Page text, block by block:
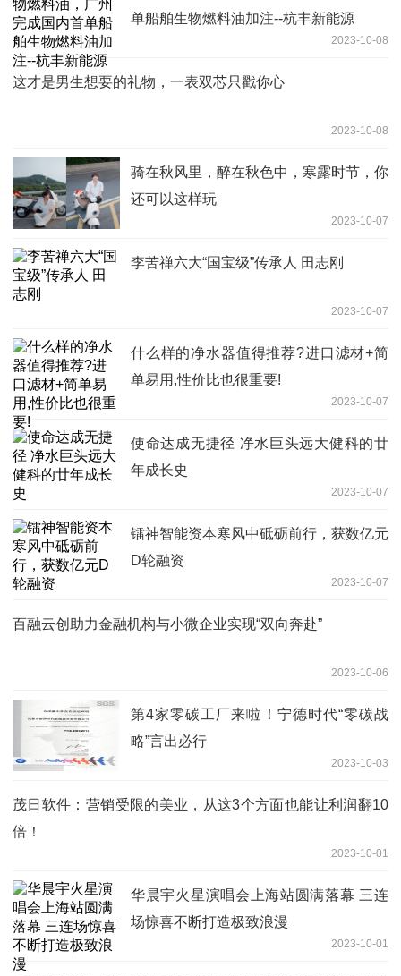
单船舶生物燃料油加注--杭丰新能源
2023-10-08
这才是男生想要的礼物，一表双芯只戳你心
2023-10-08
骑在秋风里，醉在秋色中，寒露时节，你
还可以这样玩
2023-10-07
李苦禅六大“国宝级”传承人 田志刚
2023-10-07
什么样的净水器值得推荐?进口滤材+简
单易用,性价比也很重要!
2023-10-07
使命达成无捷径 净水巨头远大健科的廿
年成长史
2023-10-07
镭神智能资本寒风中砥砺前行，获数亿元
D轮融资
2023-10-07
百融云创助力金融机构与小微企业实现“双向奔赴”
2023-10-06
第4家零碳工厂来啦！宁德时代“零碳战
略”言出必行
2023-10-03
茂日软件：营销受限的美业，从这3个方面也能让利润翻10
倍！
2023-10-01
华晨宇火星演唱会上海站圆满落幕 三连
场惊喜不断打造极致浪漫
2023-10-01